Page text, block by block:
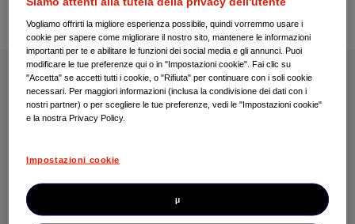
Mercoledì 25 marzo 2015
Tubercolosi, dopo l’Aids resta la seconda causa di
stati resi noti dall’Organizzazione Mondiale della Sanità
che come ogni anno si celebra in tutto il mondo il 24
marzo.
Vogliamo offrirti la migliore esperienza possibile, quindi vorremmo usare i
cookie per sapere come migliorare il nostro sito, mantenere le informazioni
importanti per te e abilitare le funzioni dei social media e gli annunci. Puoi
modificare le tue preferenze qui o in "Impostazioni cookie". Fai clic su
"Accetta" se accetti tutti i cookie, o "Rifiuta" per continuare con i soli cookie
necessari. Per maggiori informazioni (inclusa la condivisione dei dati con i
nostri partner) o per scegliere le tue preferenze, vedi le "Impostazioni cookie"
e la nostra Privacy Policy.
Impostazioni cookie
µ